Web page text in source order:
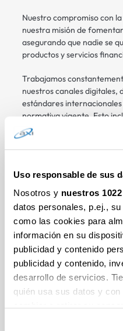
Uso responsable de sus
Nosotros y nuestros
datos personales, p.ej.,
como las cookies para
información en su
publicidad y contenido
publicidad y contenido,
desarrollo de servicios.
quién usa sus datos y
Nuestro compromiso con
nuestra misión de
asegurando que nadie se
productos y servicios
Trabajamos
nuestros canales digitales,
estándares
normativa vigente. Esto
con tecnologías de
sencilla en nuestros sitios
Objetivos clave de nuestro
accesibilidad:
Ofrecer una experiencia
Eliminar barreras que
productos.
Escuchar activamente a
mejorando.
obligación legal: es un